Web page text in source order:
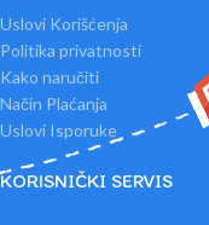
Uslovi Korišćenja
Politika privatnosti
Kako naručiti
Način Plaćanja
Uslovi Isporuke
KORISNIČKI SERVIS